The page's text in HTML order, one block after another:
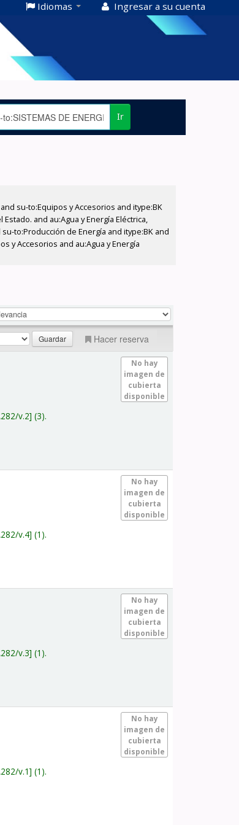
Idiomas Ingresar a su cuenta
Ir
su-to:Equipos y Accesorios and itype:BK
and au:Agua y Energía Eléctrica,
to:Producción de Energía and itype:BK and
y Accesorios and au:Agua y Energía
Hacer reserva
No hay
imagen de
cubierta
disponible
v.2 (3).
No hay
imagen de
cubierta
disponible
v.4 (1).
No hay
imagen de
cubierta
disponible
v.3 (1).
No hay
imagen de
cubierta
disponible
v.1 (1).